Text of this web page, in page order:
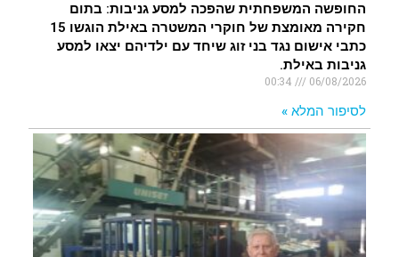
החופשה המשפחתית שהפכה למסע גניבות: בתום
חקירה מאומצת של חוקרי המשטרה באילת הוגשו 15
כתבי אישום נגד בני זוג שיחד עם ילדיהם יצאו למסע
גניבות באילת.
06/08/2026
לסיפור המלא »